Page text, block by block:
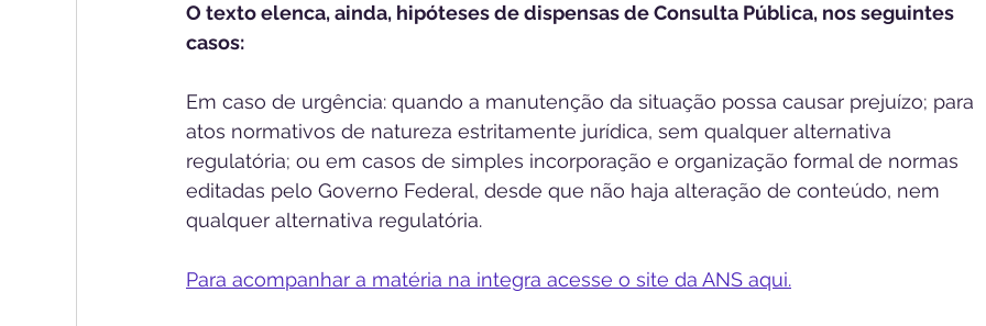
O texto elenca, ainda, hipóteses de dispensas de Consulta Pública, nos seguintes
casos:
Em caso de urgência: quando a manutenção da situação possa causar prejuízo; para
atos normativos de natureza estritamente jurídica, sem qualquer alternativa
regulatória; ou em casos de simples incorporação e organização formal de normas
editadas pelo Governo Federal, desde que não haja alteração de conteúdo, nem
qualquer alternativa regulatória.
Para acompanhar a matéria na integra acesse o site da ANS aqui.